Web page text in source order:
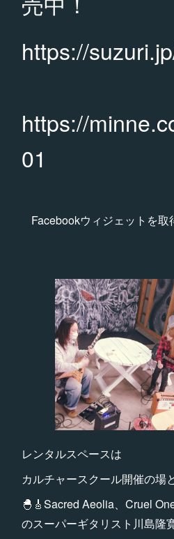
https://
https://
01
Facebookウィジェットを取
レンタルスペースは
カルチャースクール開催の場
🐣🎸Sacred Aeolia、Cruel
のスーパーギタリスト川島隆